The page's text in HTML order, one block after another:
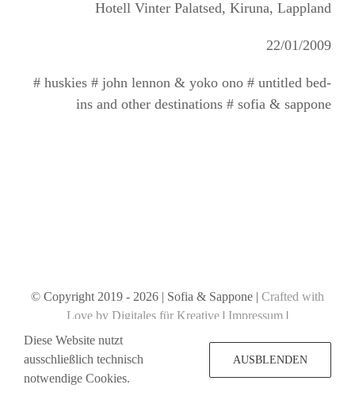
Hotell Vinter Palatsed, Kiruna, Lappland
22/01/2009
# huskies # john lennon & yoko ono # untitled bed-
ins and other destinations # sofia & sappone
© Copyright 2019 - 2026 | Sofia & Sappone | Crafted with
Love by Digitales für Kreative | Impressum |
Diese Website nutzt
ausschließlich technisch
notwendige Cookies.
AUSBLENDEN